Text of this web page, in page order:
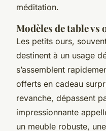
méditation.
Modèles de table vs
Les petits ours,
destinent à un usage
s’assemblent
offerts en cadeau
revanche, dépassent
impressionnante
un meuble robuste,